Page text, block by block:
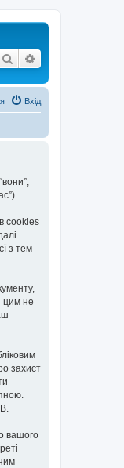
Пошук
Вхід
cookies
з тем
цим не
захист
вашого